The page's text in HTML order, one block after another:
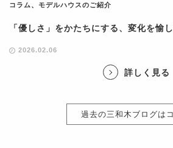
コラム 、 モデルハウスのご紹介
「優しさ」をかたちにする、変化を愉
2026.02.06
詳しく見る
過去の三和木ブログは